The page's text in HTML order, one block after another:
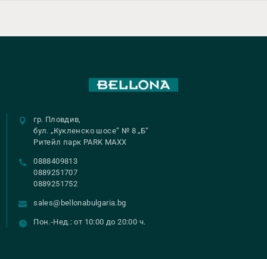
гр. Пловдив,
бул. „Кукленско шосе“ № 8 „Б“
Ритейл парк PARK MAXX
0888409813
0889251707
0889251752
sales@bellonabulgaria.bg
Пон.-Нед.: от 10:00 до 20:00 ч.